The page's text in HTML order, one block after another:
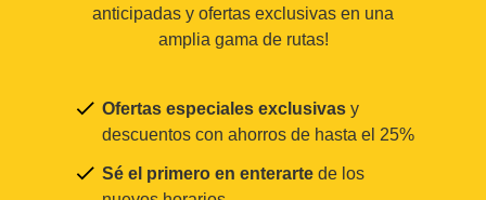
anticipadas y ofertas exclusivas en una
amplia gama de rutas!
Ofertas especiales exclusivas y
descuentos con ahorros de hasta el 25%
Sé el primero en enterarte de los